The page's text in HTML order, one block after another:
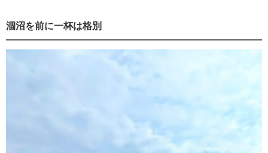
涸沼を前に一杯は格別